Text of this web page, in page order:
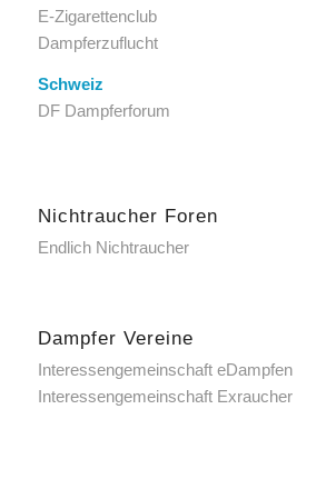
E-Zigarettenclub
Dampferzuflucht
Schweiz
DF Dampferforum
Nichtraucher Foren
Endlich Nichtraucher
Dampfer Vereine
Interessengemeinschaft eDampfen
Interessengemeinschaft Exraucher